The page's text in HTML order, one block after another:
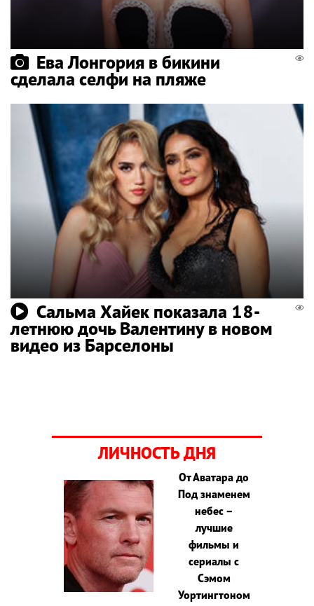
Ева Лонгория в бикини
сделала селфи на пляже
Сальма Хайек показала 18-
летнюю дочь Валентину в новом
видео из Барселоны
ЛИЧНОСТЬ ДНЯ
От Аватара до
Под знаменем
небес –
лучшие
фильмы и
сериалы с
Сэмом
Уортингтоном